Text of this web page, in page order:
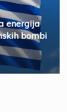
energija
bombi